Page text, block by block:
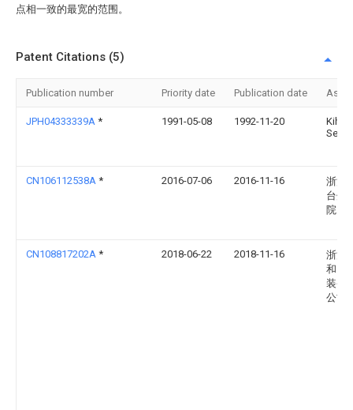
点相一致的最宽的范围。
Patent Citations (5)
Publication number Priority date Publication date
JPH04333339A * 1991-05-08 1992-11-20
CN106112538A * 2016-07-06 2016-11-16
浙江
台州
院
CN108817202A * 2018-06-22 2018-11-16
浙江
和良
装备
公司